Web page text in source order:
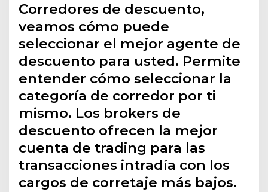
Corredores de descuento,
veamos cómo puede
seleccionar el mejor agente de
descuento para usted. Permite
entender cómo seleccionar la
categoría de corredor por ti
mismo. Los brokers de
descuento ofrecen la mejor
cuenta de trading para las
transacciones intradía con los
cargos de corretaje más bajos.